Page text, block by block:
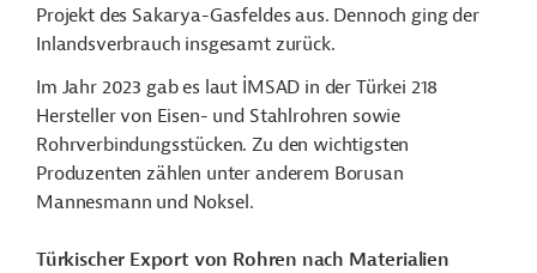
Projekt des Sakarya-Gasfeldes aus. Dennoch ging der
Inlandsverbrauch insgesamt zurück.
Im Jahr 2023 gab es laut İMSAD in der Türkei 218
Hersteller von Eisen- und Stahlrohren sowie
Rohrverbindungsstücken. Zu den wichtigsten
Produzenten zählen unter anderem Borusan
Mannesmann und Noksel.
Türkischer Export von Rohren nach Materialien